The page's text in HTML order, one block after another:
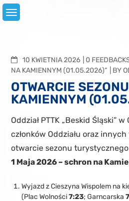
Skip
10 KWIETNIA 2026 COMMENTS
0
NA KAMIENNYM (01.05.2026)”
BY
OTWARCIE
KAMIENNYM
Oddział PTTK „Beskid Śląski”
członków Oddziału oraz
otwarcie sezonu turystycznego
1 Maja 2026 – schron na
Wyjazd z Cieszyna Wispolem na
(Plac Wolności7:23; Garncarska